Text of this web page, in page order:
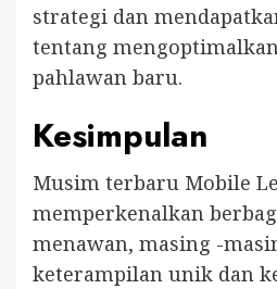
strategi dan
tentang
pahlawan baru.
Kesimpulan
Musim terbaru Mobile
memperkenalkan
menawan, masing -
keterampilan unik dan